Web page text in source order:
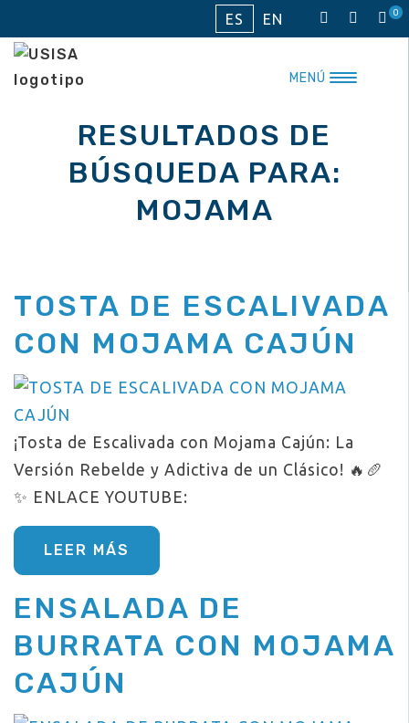
al
ES EN 0
MENÚ
RESULTADOS DE
BÚSQUEDA PARA:
MOJAMA
TOSTA DE ESCALIVADA
CON MOJAMA CAJÚN
¡Tosta de Escalivada con Mojama Cajún: La
Versión Rebelde y Adictiva de un Clásico! 🔥🥖
✨ ENLACE YOUTUBE:
LEER MÁS
ENSALADA DE
BURRATA CON MOJAMA
CAJÚN